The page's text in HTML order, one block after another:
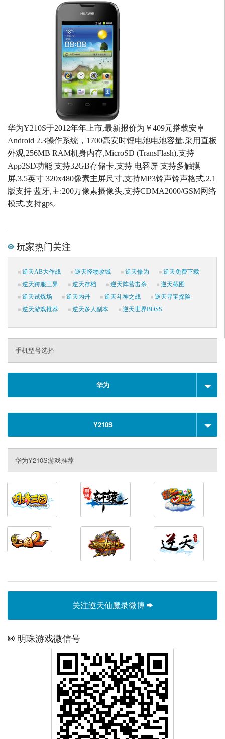
华为Y210S于2012年年上市,最新报价为￥409元搭载安卓
Android 2.3操作系统，1700毫安时锂电池电池容量,采用直板
外观,256MB RAM机身内存,MicroSD (TransFlash),支持
App2SD功能 支持32GB存储卡,支持 电容屏 支持多触摸
屏,3.5英寸 320x480像素主屏尺寸,支持MP3铃声铃声格式,2.1
版支持 蓝牙,主:200万像素摄像头,支持CDMA2000/GSM网络
模式,支持gps。
玩家热门关注
逆天AB大作战 逆天怪物攻城 逆天修为
逆天免费下载
逆天跨服三界
逆天存档 逆天阵营击杀
逆天截图
逆天试炼场
逆天内丹 逆天斗神之战
逆天寻宝探险
逆天游戏推荐
逆天多人副本 逆天世界BOSS
手机型号选择
华为
Y210S
华为Y210S游戏推荐
关注逆天仙魔录微博
明珠游戏微信号